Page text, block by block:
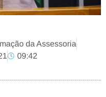
da Assessoria
09:42